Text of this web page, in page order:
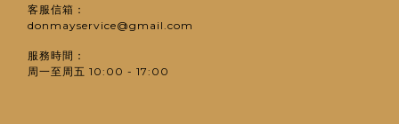
客服信箱：
donmayservice@gmail.com
服務時間：
周一至周五 10:00 - 17:00